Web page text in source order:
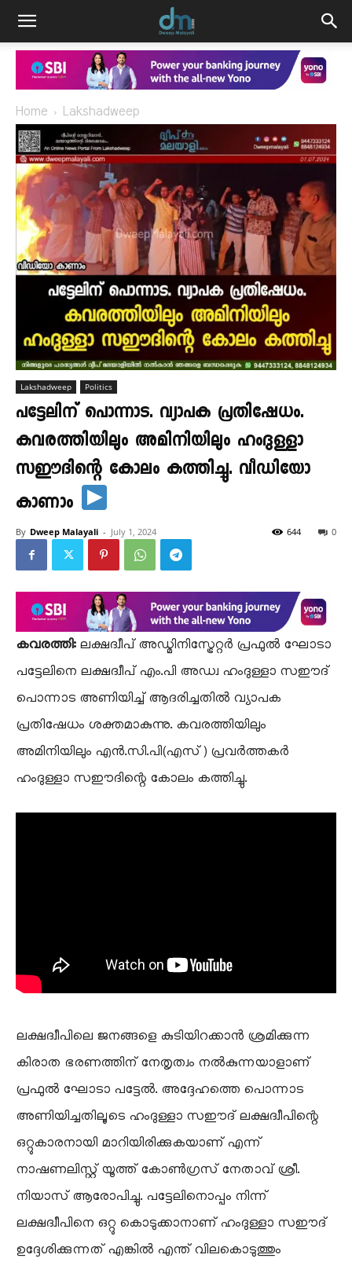
Home Lakshadweep
Lakshadweep Politics
പട്ടേലിന് പൊന്നാട. വ്യാപക പ്രതിഷേധം.
കവരത്തിയിലും അമിനിയിലും ഹംദുള്ളാ
സഈദിന്റെ കോലം കത്തിച്ചു. വീഡിയോ
കാണാം
By Dweep Malayali - July 1, 2024 0
644
കവരത്തി:ലക്ഷദ്വീപ് അഡ്മിനിസ്ട്രേറ്റർ പ്രഫുൽ ഘോടാ
പട്ടേലിനെ ലക്ഷദ്വീപ് എം.പി അഡ്വ ഹംദുള്ളാ സഈദ്
പൊന്നാട അണിയിച്ച് ആദരിച്ചതിൽ വ്യാപക
പ്രതിഷേധം ശക്തമാകുന്നു. കവരത്തിയിലും
അമിനിയിലും എൻ.സി.പി(എസ്) പ്രവർത്തകർ
ഹംദുള്ളാ സഈദിന്റെ കോലം കത്തിച്ചു.
ലക്ഷദ്വീപിലെ ജനങ്ങളെ കുടിയിറക്കാൻ ശ്രമിക്കുന്ന
കിരാത ഭരണത്തിന് നേതൃത്വം നൽകുന്നയാളാണ്
പ്രഫുൽ ഘോടാ പട്ടേൽ. അദ്ദേഹത്തെ പൊന്നാട
അണിയിച്ചതിലൂടെ ഹംദുള്ളാ സഈദ് ലക്ഷദ്വീപിന്റെ
ഒറ്റുകാരനായി മാറിയിരിക്കുകയാണ് എന്ന്
നാഷണലിസ്റ്റ് യൂത്ത് കോൺഗ്രസ് നേതാവ് ശ്രീ.
നിയാസ് ആരോപിച്ചു. പട്ടേലിനൊപ്പം നിന്ന്
ലക്ഷദ്വീപിനെ ഒറ്റു കൊടുക്കാനാണ് ഹംദുള്ളാ സഈദ്
ഉദ്ദേശിക്കുന്നത് എങ്കിൽ എന്ത് വിലകൊടുത്തും